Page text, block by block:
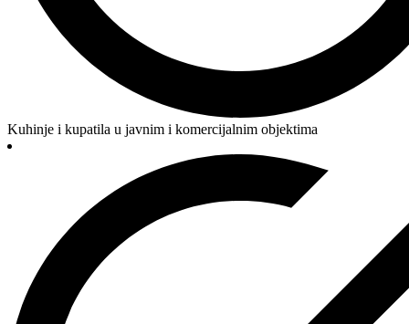
Kuhinje i kupatila u javnim i komercijalnim objektima